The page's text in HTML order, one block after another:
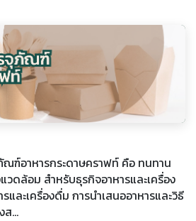
ฑ์อาหารกระดาษคราฟท์ คือ ทนทาน
ดล้อม สำหรับธุรกิจอาหารและเครื่อง
ละเครื่องดื่ม การนำเสนออาหารและวิธี
ส...